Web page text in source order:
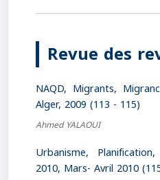
Revue des
NAQD, Migrants,
Alger, 2009 (113 - 115)
Ahmed YALAOUI
Urbanisme,
2010, Mars- Avril 2010